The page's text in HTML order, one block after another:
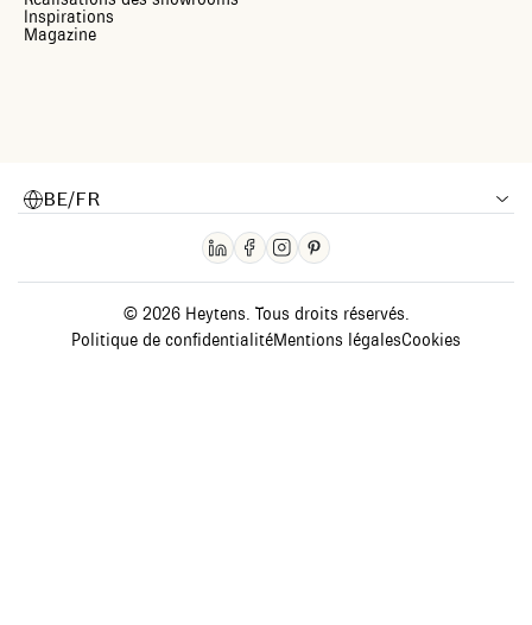
Inspirations
Magazine
BE/FR
© 2026 Heytens. Tous droits réservés.
Politique de confidentialitéMentions légalesCookies